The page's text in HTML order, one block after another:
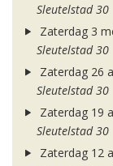
Sleutelstad 30
Zaterdag 3
Sleutelstad 30
Zaterdag 26
Sleutelstad 30
Zaterdag 19
Sleutelstad 30
Zaterdag 12